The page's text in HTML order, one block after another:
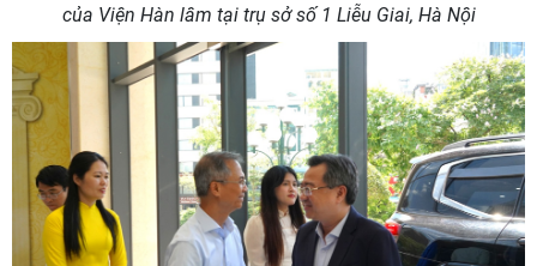
của Viện Hàn lâm tại trụ sở số 1 Liễu Giai, Hà Nội